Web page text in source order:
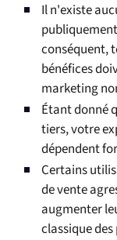
Il n'existe
conséquent,
bénéfices
marketing
Étant donné
tiers, votre
dépendent
Certains
de vente
augmenter
classique